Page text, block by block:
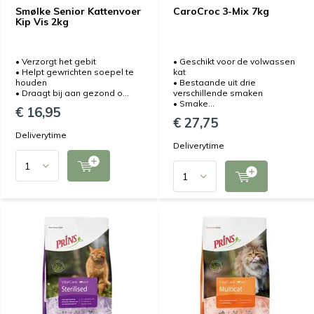
Smølke Senior Kattenvoer
Kip Vis 2kg
• Verzorgt het gebit
• Helpt gewrichten soepel te
houden
• Draagt bij aan gezond o...
€ 16,95
Deliverytime
CaroCroc 3-Mix 7kg
• Geschikt voor de volwassen
kat
• Bestaande uit drie
verschillende smaken
• Smake...
€ 27,75
Deliverytime